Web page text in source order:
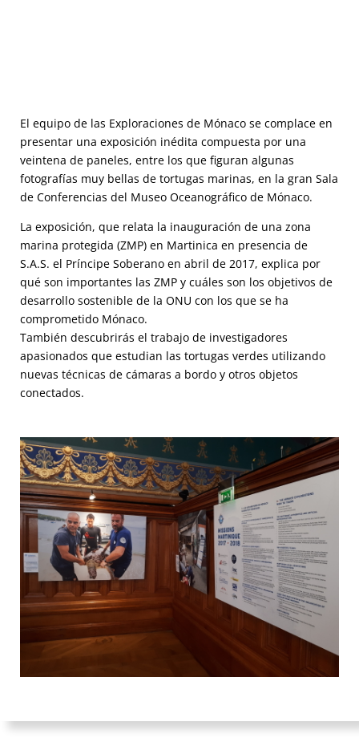
El equipo de las Exploraciones de Mónaco se complace en
presentar una exposición inédita compuesta por una
veintena de paneles, entre los que figuran algunas
fotografías muy bellas de tortugas marinas, en la gran Sala
de Conferencias del Museo Oceanográfico de Mónaco.
La exposición, que relata la inauguración de una zona
marina protegida (ZMP) en Martinica en presencia de
S.A.S. el Príncipe Soberano en abril de 2017, explica por
qué son importantes las ZMP y cuáles son los objetivos de
desarrollo sostenible de la ONU con los que se ha
comprometido Mónaco.
También descubrirás el trabajo de investigadores
apasionados que estudian las tortugas verdes utilizando
nuevas técnicas de cámaras a bordo y otros objetos
conectados.